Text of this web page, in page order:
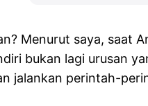
Menurut saya, saat
bukan lagi urusan
jalankan perintah-